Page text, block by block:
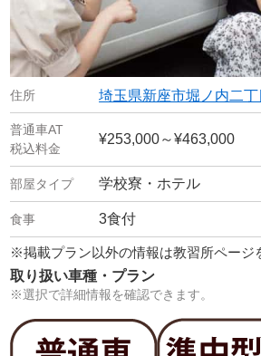
埼玉県新座市堀ノ内二
¥253,000～¥463,000
学校寮・ホテル
3食付
※掲載プラン以外の情報は教習所ページ
取り扱い車種・プラン
※選択で詳細情報を確認できます。